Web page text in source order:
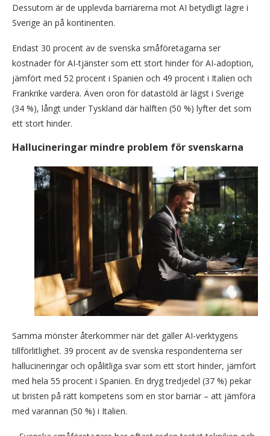
Dessutom är de upplevda barriärerna mot AI betydligt lägre i
Sverige än på kontinenten.
Endast 30 procent av de svenska småföretagarna ser
kostnader för AI-tjänster som ett stort hinder för AI-adoption,
jämfört med 52 procent i Spanien och 49 procent i Italien och
Frankrike vardera. Även oron för datastöld är lägst i Sverige
(34 %), långt under Tyskland där hälften (50 %) lyfter det som
ett stort hinder.
Hallucineringar mindre problem för svenskarna
Samma mönster återkommer när det gäller AI-verktygens
tillförlitlighet. 39 procent av de svenska respondenterna ser
hallucineringar och opålitliga svar som ett stort hinder, jämfört
med hela 55 procent i Spanien. En dryg tredjedel (37 %) pekar
ut bristen på rätt kompetens som en stor barriär – att jämföra
med varannan (50 %) i Italien.